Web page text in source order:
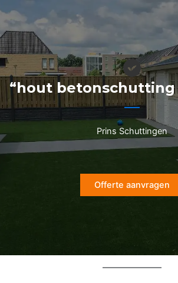
naar
de
inhoud
“hout betonschutting
Prins Schuttingen
Offerte aanvragen